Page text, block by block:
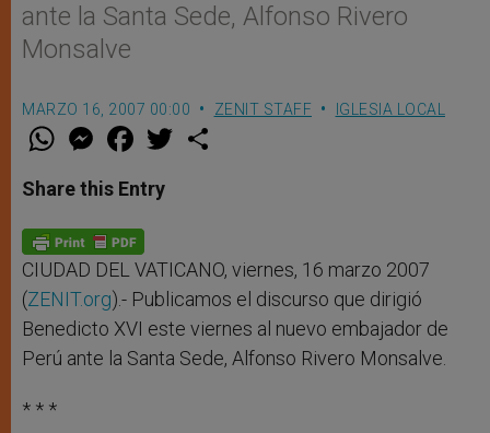
ante la Santa Sede, Alfonso Rivero
Monsalve
MARZO 16, 2007 00:00 ZENIT STAFF IGLESIA LOCAL
W
t
s
p
p
M
e
s
e
g
e
r
F
a
e
b
o
k
w
Share this Entry
CIUDAD DEL VATICANO, viernes, 16 marzo 2007
(ZENIT.org).- Publicamos el discurso que dirigió
Benedicto XVI este viernes al nuevo embajador de
Perú ante la Santa Sede, Alfonso Rivero Monsalve.
* * *